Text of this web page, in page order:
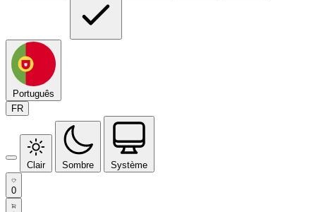
Português
FR
Clair Sombre Système
0